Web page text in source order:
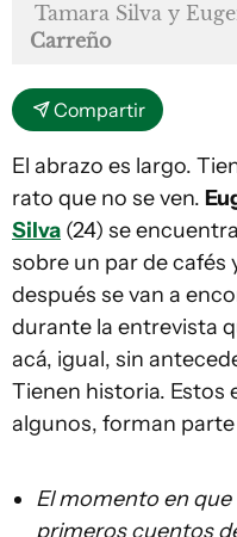
Tamara Silva y
Carreño
Compartir
El abrazo es largo.
rato que no se ven.
Silva (24) se
sobre un par de cafés
después se van a
durante la entrevista
acá, igual, sin
Tienen historia. Estos
algunos, forman parte
El momento en que
primeros cuentos